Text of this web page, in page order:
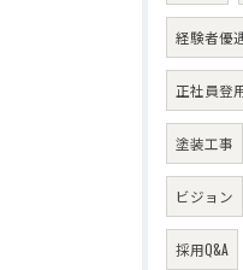
経験者優
正社員登
塗装工事
ビジョン
採用Q&A